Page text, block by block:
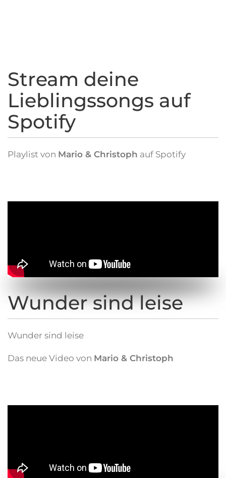
Stream deine
Lieblingssongs auf
Spotify
Playlist von Mario & Christoph auf Spotify
Wunder sind leise
Wunder sind leise
Das neue Video von Mario & Christoph